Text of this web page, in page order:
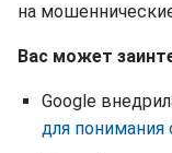
на
Вас может
Google
для